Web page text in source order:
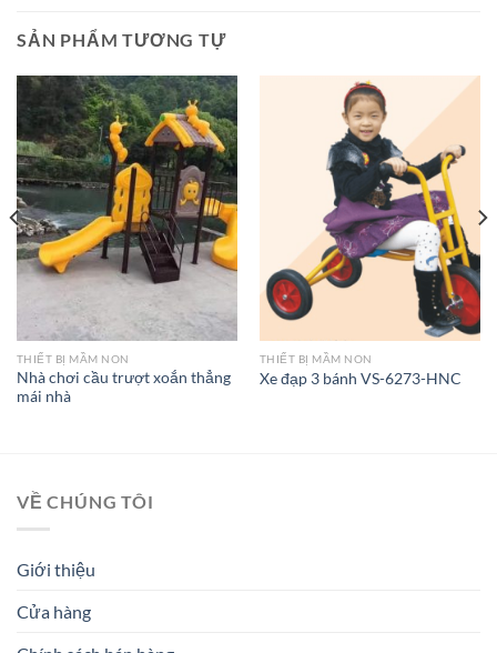
SẢN PHẨM TƯƠNG TỰ
THIẾT BỊ MẦM NON
Nhà chơi cầu trượt xoắn thẳng
mái nhà
THIẾT BỊ MẦM NON
Xe đạp 3 bánh VS-6273-HNC
VỀ CHÚNG TÔI
Giới thiệu
Cửa hàng